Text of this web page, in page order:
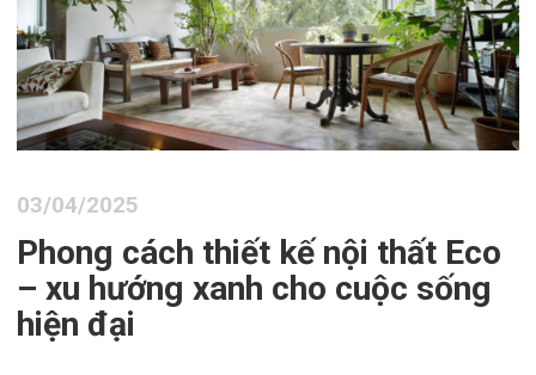
03/04/2025
Phong cách thiết kế nội thất Eco
– xu hướng xanh cho cuộc sống
hiện đại